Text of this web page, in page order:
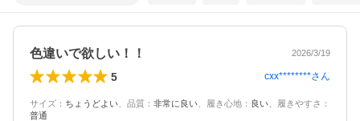
色違いで欲しい！！ 2026/3/19
5 cxx********さん
サイズ ： ちょうどよい 品質 ： 非常に良い 履き心地 ： 良い 履きやすさ ：
普通